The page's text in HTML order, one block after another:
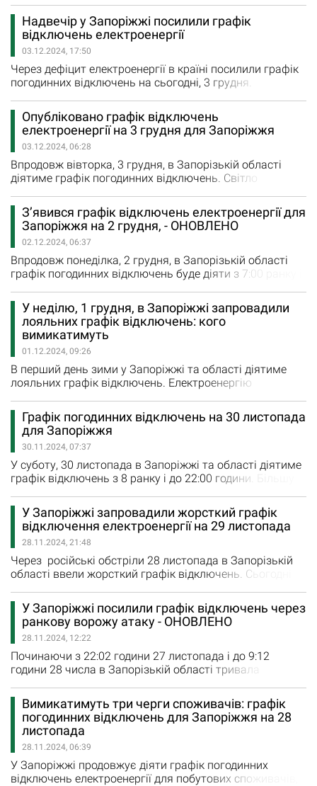
обмеження потужності для всіх п’яти черг для бізнесу
та промисловості. За повідомленням
«Запоріжжяобленерго» з 7:00 та до 22:00
вимикатимуть дві черги побутових споживачів
одночасно. Наразі діє наступний графік відключень…
Надвечір у Запоріжжі посилили графік
відключень електроенергії
03.12.2024, 17:50
Через дефіцит електроенергії в країні посилили графік
погодинних відключень на сьогодні, 3 грудня.
повідомляли до 21:00. Наразі діє наступний графік
відключень: Черга 1: 12:00 – 15:00, 21:00 – 24:00; Черга
2: 15:00 – 19:00; Черга 3: 09:00 – 12:00, 18:00 – 21:00;
Черга 4: 12:00…
Опубліковано графік відключень
електроенергії на 3 грудня для Запоріжжя
03.12.2024, 06:28
Впродовж вівторка, 3 грудня, в Запорізькій області
діятиме графік погодинних відключень. Світло
частину дня вимикатимуть дві черги споживачів
одночасно. Сьогодні діятиме наступний графік
відключень електроенергії: Черга 1: 12:00 – 15:00; Черга
2: 15:00 – 19:00; Черга 3: 09:00 – 12:00, 18:00…
З’явився графік відключень електроенергії для
Запоріжжя на 2 грудня, - ОНОВЛЕНО
02.12.2024, 06:37
Впродовж понеділка, 2 грудня, в Запорізькій області
графік погодинних відключень буде діяти з 7:00 ранку і
черги споживачів одночасно. Як повідомили у
«Запоріжжяобленерго», в понеділок у Запоріжжі та
області діятиме наступний графік погодинних
відключень електроенергії: Черга 1: 12:00 – 15:00,…
У неділю, 1 грудня, в Запоріжжі запровадили
лояльних графік відключень: кого
вимикатимуть
01.12.2024, 09:26
В перший день зими у Запоріжжі та області діятиме
лояльних графік відключень. Електроенергію
графіку погодинних відключень електроенергії у неділю
задіяно лише три групи споживачів, яких
вимикатимуть у наступному порядку: Черга 2: 13:00 –
16:00; Черга 3: 16:00 – 19:00; Черга 6: 19:00 – 22:00.…
Графік погодинних відключень на 30 листопада
для Запоріжжя
30.11.2024, 07:37
У суботу, 30 листопада в Запоріжжі та області діятиме
графік відключень з 8 ранку і до 22:00 години. Більшу
черги одночасно вимикатимуть лише з 14:00 і до 20:00
години. Сьогодні діє наступний графік: Черга 1: 20:00 –
22:00; Черга 2: 17:00 - 20:00; Черга 3: 14:00 – 17:00;
Черга 4: 14:00 –…
У Запоріжжі запровадили жорсткий графік
відключення електроенергії на 29 листопада
28.11.2024, 21:48
Через російські обстріли 28 листопада в Запорізькій
області ввели жорсткий графік відключень. Сьогодні
зранку та вдень вимикатимуть по дві та три черги
споживачів одночасно. Як повідомили у
«Запоріжжяобленерго» завтра діятиме наступний
графік відключень: Черга 1: 00:00 – 03:00; 09:00…
У Запоріжжі посилили графік відключень через
ранкову ворожу атаку - ОНОВЛЕНО
28.11.2024, 12:22
Починаючи з 22:02 години 27 листопада і до 9:12
години 28 числа в Запорізькій області тривала
нашому регіоні тривога тривала 11 годин та 10 хвилин.
Увечері ворог атакував місто безпілотниками, а зранку
тривога була оголошена по всій Україні – російські
війська завдавали удари, в тому числі по енергетиці…
Вимикатимуть три черги споживачів: графік
погодинних відключень для Запоріжжя на 28
листопада
28.11.2024, 06:39
У Запоріжжі продовжує діяти графік погодинних
відключень електроенергії для побутових споживачів,